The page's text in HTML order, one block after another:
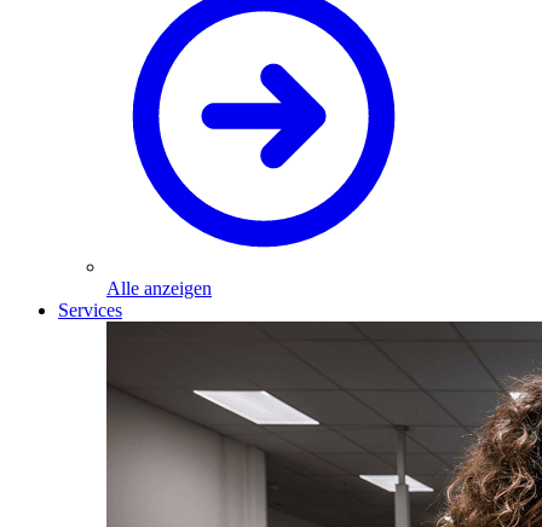
Alle anzeigen
Services